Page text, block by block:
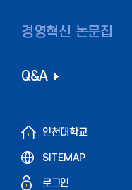
인천대학교
SITEMAP
로그인
경영혁신 논문집
Q&A